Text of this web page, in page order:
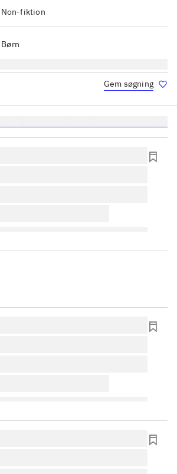
Non-fiktion
Børn
Gem søgning
lorem ipsum dolor sit amet ...
lorem ipsum dolor sit amet ...
lorem ipsum dolor sit amet ...